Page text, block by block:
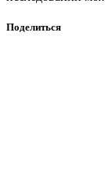
Поделиться